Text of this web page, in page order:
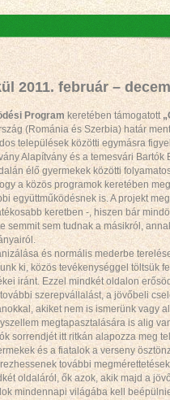
2011. február –
Program keretében támogatott
(Románia és Szerbia) határ
települések közötti egymásra
Alapítvány és a temesvári Bartók
élő gyermekek közötti
a közös programok keretében
együttműködésnek is. A projekt
keretben -, hiszen bár
sem tudnak a másikról,
és normális mederbe
ki, közös tevékenységgel töltsük
iránt. Ezzel mindkét oldalon
szerepvállalást, a jövőbeli
akiket nem is ismerünk vagy
megtapasztalására is alig
sorrendjét itt ritkán alapozza meg
és a fiatalok a verseny
további
oldaláról, ők azok, akik majd a
mindennapi világába kell